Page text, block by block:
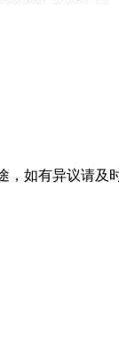
有异议请及